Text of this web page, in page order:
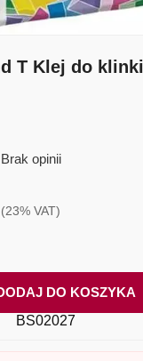
T Klej do
Brak opinii
VAT)
DO KOSZYKA
BS02027